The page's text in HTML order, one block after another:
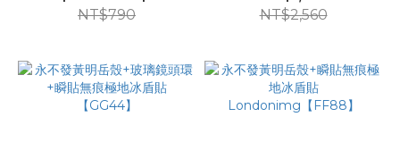
NT$790
NT$2,560